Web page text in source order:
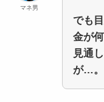
マネ男
でも
金が
見通
が…。